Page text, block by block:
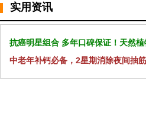
实用资讯
抗癌明星组合 多年口碑保证！天然
中老年补钙必备，2星期消除夜间抽